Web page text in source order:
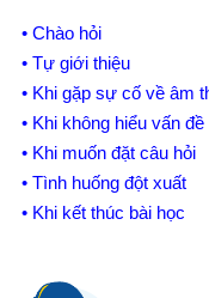
• Chào hỏi
• Tự giới thiệu
• Khi gặp sự cố về âm
• Khi không hiểu vấn đề
• Khi muốn đặt câu hỏi
• Tình huống đột xuất
• Khi kết thúc bài học